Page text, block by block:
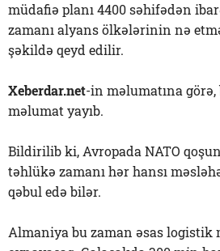
müdafiə planı 4400 səhifədən
zamanı alyans ölkələrinin nə
şəkildə qeyd edilir.
Xeberdar.net-in məlumatına
məlumat yayıb.
Bildirilib ki, Avropada NATO
təhlükə zamanı hər hansı
qəbul edə bilər.
Almaniya bu zaman əsas logistik